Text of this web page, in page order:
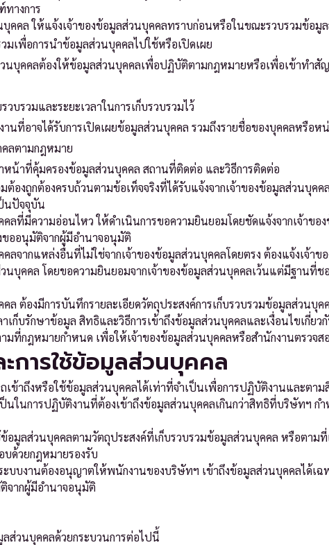
างการ
บุคคล ให้แจ้งเจ้าของข้อมูลส่วนบุคคลทราบก่อนหรือในขณะรวบรวมข้อมู
มเพื่อการนำข้อมูลส่วนบุคคลไปใช้หรือเปิดเผย
นบุคคลต้องให้ข้อมูลส่วนบุคคลเพื่อปฏิบัติตามกฎหมายหรือเพื่อเข้าทำสั
บรวมและระยะเวลาในการเก็บรวบรวมไว้
นที่อาจได้รับการเปิดเผยข้อมูลส่วนบุคคล รวมถึงรายชื่อของบุคคลหรือห
ลตามกฎหมาย
หน้าที่คุ้มครองข้อมูลส่วนบุคคล สถานที่ติดต่อ และวิธีการติดต่อ
ต้องถูกต้องครบถ้วนตามข้อเท็จจริงที่ได้รับแจ้งจากเจ้าของข้อมูลส่วนบุค
นปัจจุบัน
คลที่มีความอ่อนไหว ให้ดำเนินการขอความยินยอมโดยชัดแจ้งจากเจ้าข
ขออนุมัติจากผู้มีอำนาจอนุมัติ
ลจากแหล่งอื่นที่ไม่ใช่จากเจ้าของข้อมูลส่วนบุคคลโดยตรง ต้องแจ้งเจ้า
บุคคล โดยขอความยินยอมจากเจ้าของข้อมูลส่วนบุคคลเว้นแต่มีฐานที่ช
ล ต้องมีการบันทึกรายละเอียดวัตถุประสงค์การเก็บรวบรวมข้อมูลส่วนบุ
เก็บรักษาข้อมูล สิทธิและวิธีการเข้าถึงข้อมูลส่วนบุคคลและเงื่อนไขเกี่ย
มที่กฎหมายกำหนด เพื่อให้เจ้าของข้อมูลส่วนบุคคลหรือสำนักงานตรวจส
ะการใช้ข้อมูลส่วนบุคคล
เข้าถึงหรือใช้ข้อมูลส่วนบุคคลได้เท่าที่จำเป็นเพื่อการปฏิบัติงานและตา
นในการปฏิบัติงานที่ต้องเข้าถึงข้อมูลส่วนบุคคลเกินกว่าสิทธิที่บริษัทฯ ก
มูลส่วนบุคคลตามวัตถุประสงค์ที่เก็บรวบรวมข้อมูลส่วนบุคคล หรือตาม
ด้วยกฎหมายรองรับ
ะบบงานต้องอนุญาตให้พนักงานของบริษัทฯ เข้าถึงข้อมูลส่วนบุคคลได้
จากผู้มีอำนาจอนุมัติ
ส่วนบุคคลด้วยกระบวนการต่อไปนี้